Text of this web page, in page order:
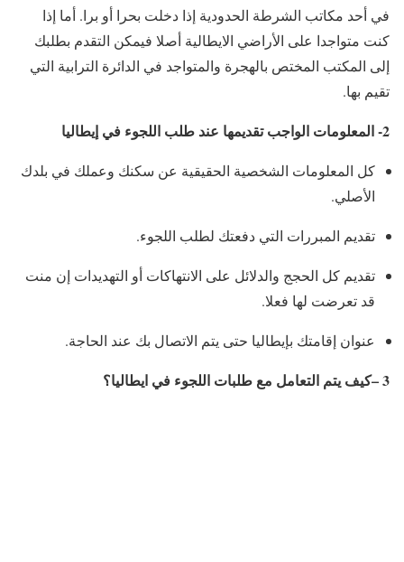
في أحد مكاتب الشرطة الحدودية إذا دخلت بحرا أو برا. أما إذا
كنت متواجدا على الأراضي الايطالية أصلا فيمكن التقدم بطلبك
إلى المكتب المختص بالهجرة والمتواجد في الدائرة الترابية التي
تقيم بها.
2- المعلومات الواجب تقديمها عند طلب اللجوء في إيطاليا
كل المعلومات الشخصية الحقيقية عن سكنك وعملك في بلدك
الأصلي.
تقديم المبررات التي دفعتك لطلب اللجوء.
تقديم كل الحجج والدلائل على الانتهاكات أو التهديدات إن منت
قد تعرضت لها فعلا.
عنوان إقامتك بإيطاليا حتى يتم الاتصال بك عند الحاجة.
3 –كيف يتم التعامل مع طلبات اللجوء في ايطاليا؟